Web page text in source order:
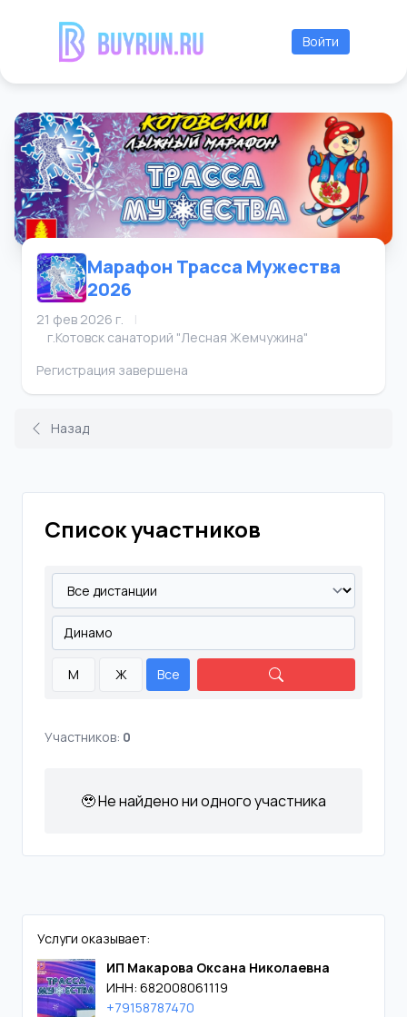
Войти
Марафон Трасса Мужества
2026
21 фев 2026 г.
|
г.Котовск санаторий "Лесная Жемчужина"
Регистрация завершена
Назад
Список участников
М Ж Все
Участников: 0
🥹 Не найдено ни одного участника
Услуги оказывает:
ИП Макарова Оксана Николаевна
ИНН: 682008061119
+79158787470